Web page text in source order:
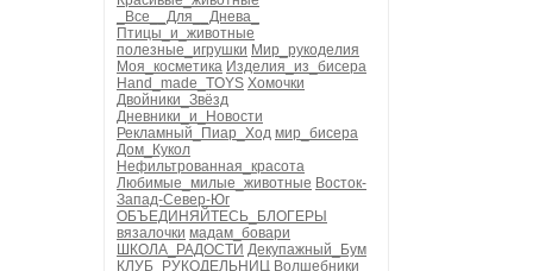
_Все__Для__Днева_
Птицы_и_животные
полезные_игрушки Мир_рукоделия
Моя_косметика Изделия_из_бисера
Hand_made_TOYS Хомочки
Двойники_Звёзд
Дневники_и_Новости
Рекламный_Пиар_Ход мир_бисера
Дом_Кукол
Нефильтрованная_красота
Любимые_милые_животные Восток-
Запад-Север-Юг
ОБЪЕДИНЯЙТЕСЬ_БЛОГЕРЫ
вязалочки мадам_бовари
ШКОЛА_РАДОСТИ Декупажный_Бум
КЛУБ_РУКОДЕЛЬНИЦ Волшебники